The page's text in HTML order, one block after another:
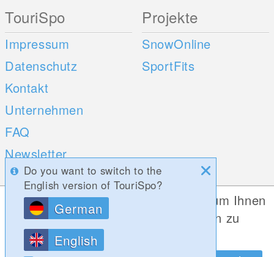
TouriSpo
Impressum
Datenschutz
Kontakt
Unternehmen
FAQ
Newsletter
Umfragen
Projekte
SnowOnline
SportFits
Mobile Apps Social Web
Do you want to switch to the
English version of TouriSpo?
German
English
Diese Website verwendet Cookies, um Ihnen
die bestmögliche Funktionalität bieten zu
können.